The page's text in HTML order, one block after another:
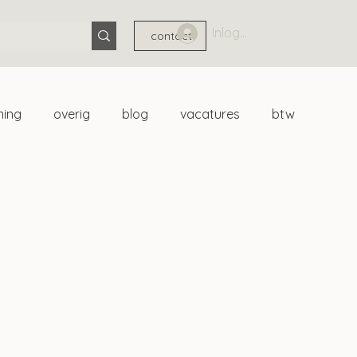
contact Inloggen
overig blog vacatures btw